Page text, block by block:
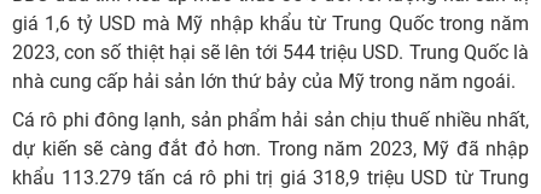
giá 1,6 tỷ USD mà Mỹ nhập khẩu từ Trung Quốc trong năm
2023, con số thiệt hại sẽ lên tới 544 triệu USD. Trung Quốc là
nhà cung cấp hải sản lớn thứ bảy của Mỹ trong năm ngoái.
Cá rô phi đông lạnh, sản phẩm hải sản chịu thuế nhiều nhất,
dự kiến sẽ càng đắt đỏ hơn. Trong năm 2023, Mỹ đã nhập
khẩu 113.279 tấn cá rô phi trị giá 318,9 triệu USD từ Trung